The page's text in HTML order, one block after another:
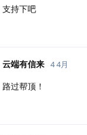
支持下吧
云端有信来 4 4月
路过帮顶！